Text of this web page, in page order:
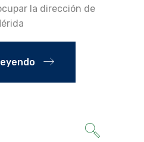
la dirección de